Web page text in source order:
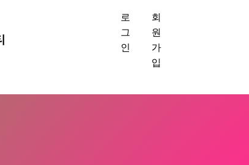
로
그
인
회
원
가
입